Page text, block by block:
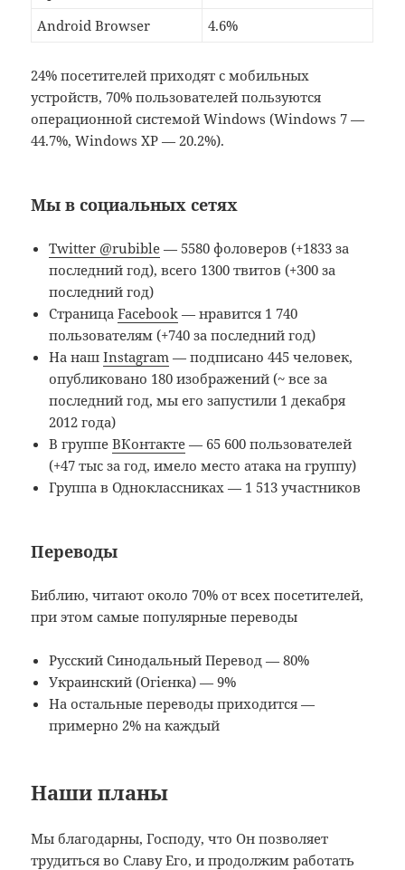
Android Browser
4.6%
24% посетителей приходят с мобильных
устройств, 70% пользователей пользуются
операционной системой Windows (Windows 7 —
44.7%, Windows XP — 20.2%).
Мы в социальных сетях
Twitter @rubible — 5580 фоловеров (+1833 за
последний год), всего 1300 твитов (+300 за
последний год)
СтраницаFacebook — нравится 1 740
пользователям (+740 за последний год)
На нашInstagram — подписано 445 человек,
опубликовано 180 изображений (~ все за
последний год, мы его запустили 1 декабря
2012 года)
В группеВКонтакте — 65 600 пользователей
(+47 тыс за год, имело место атака на группу)
Группа в Одноклассниках — 1 513 участников
Переводы
Библию, читают около 70% от всех посетителей,
при этом самые популярные переводы
Русский Синодальный Перевод — 80%
Украинский (Огієнка) — 9%
На остальные переводы приходится —
примерно 2% на каждый
Наши планы
Мы благодарны, Господу, что Он позволяет
трудиться во Славу Его, и продолжим работать